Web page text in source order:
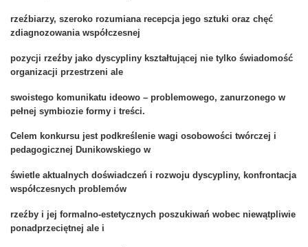
rzeźbiarzy, szeroko rozumiana recepcja jego sztuki oraz chęć
zdiagnozowania współczesnej
pozycji rzeźby jako dyscypliny kształtującej nie tylko świadomość
organizacji przestrzeni ale
swoistego komunikatu ideowo – problemowego, zanurzonego w
pełnej symbiozie formy i treści.
Celem konkursu jest podkreślenie wagi osobowości twórczej i
pedagogicznej Dunikowskiego w
świetle aktualnych doświadczeń i rozwoju dyscypliny, konfrontacja
współczesnych problemów
rzeźby i jej formalno-estetycznych poszukiwań wobec niewątpliwie
ponadprzeciętnej ale i